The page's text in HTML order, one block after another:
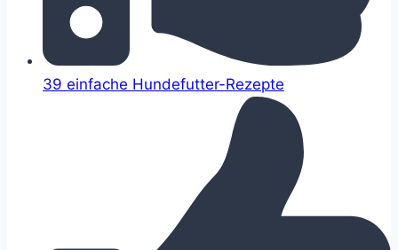
39 einfache Hundefutter-Rezepte